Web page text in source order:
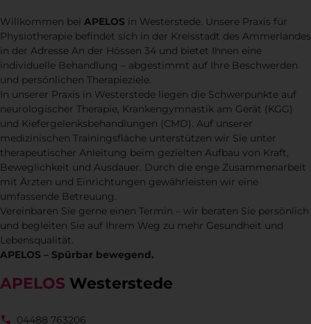
Willkommen bei APELOS in Westerstede. Unsere Praxis für
Physiotherapie befindet sich in der Kreisstadt des Ammerlandes
in der Adresse An der Hössen 34 und bietet Ihnen eine
individuelle Behandlung – abgestimmt auf Ihre Beschwerden
und persönlichen Therapieziele.
In unserer Praxis in Westerstede liegen die Schwerpunkte auf
neurologischer Therapie, Krankengymnastik am Gerät (KGG)
und Kiefergelenksbehandlungen (CMD). Auf unserer
medizinischen Trainingsfläche unterstützen wir Sie unter
therapeutischer Anleitung beim gezielten Aufbau von Kraft,
Beweglichkeit und Ausdauer. Durch die enge Zusammenarbeit
mit Ärzten und Einrichtungen gewährleisten wir eine
umfassende Betreuung.
Vereinbaren Sie gerne einen Termin – wir beraten Sie persönlich
und begleiten Sie auf Ihrem Weg zu mehr Gesundheit und
Lebensqualität.
APELOS – Spürbar bewegend.
APELOS Westerstede
04488 763206